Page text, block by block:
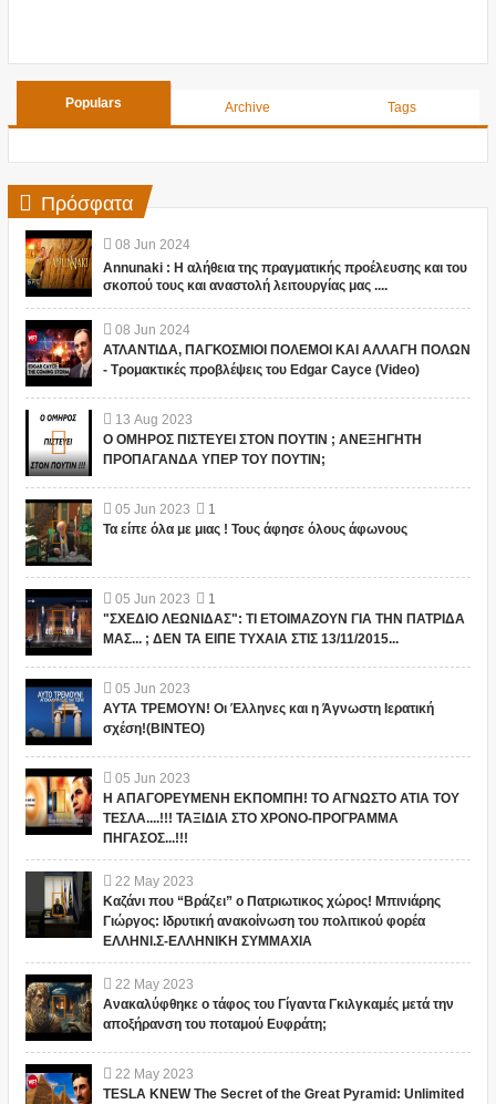
Populars Archive Tags
Πρόσφατα
08 Jun 2024
Annunaki : Η αλήθεια της πραγματικής προέλευσης και του
σκοπού τους και αναστολή λειτουργίας μας ....
08 Jun 2024
ΑΤΛΑΝΤΙΔΑ, ΠΑΓΚΟΣΜΙΟΙ ΠΟΛΕΜΟΙ ΚΑΙ ΑΛΛΑΓΗ ΠΟΛΩΝ
- Τρομακτικές προβλέψεις του Edgar Cayce (Video)
13 Aug 2023
Ο ΟΜΗΡΟΣ ΠΙΣΤΕΥΕΙ ΣΤΟΝ ΠΟΥΤΙΝ ; ΑΝΕΞΗΓΗΤΗ
ΠΡΟΠΑΓΑΝΔΑ ΥΠΕΡ ΤΟΥ ΠΟΥΤΙΝ;
05 Jun 2023
1
Τα είπε όλα με μιας ! Τους άφησε όλους άφωνους
05 Jun 2023
1
"ΣΧΕΔΙΟ ΛΕΩΝΙΔΑΣ": ΤΙ ΕΤΟΙΜΑΖΟΥΝ ΓΙΑ ΤΗΝ ΠΑΤΡΙΔΑ
ΜΑΣ... ; ΔΕΝ ΤΑ ΕΙΠΕ ΤΥΧΑΙΑ ΣΤΙΣ 13/11/2015...
05 Jun 2023
ΑΥΤΑ ΤΡΕΜΟΥΝ! Οι Έλληνες και η Άγνωστη Ιερατική
σχέση!(ΒΙΝΤΕΟ)
05 Jun 2023
Η ΑΠΑΓΟΡΕΥΜΕΝΗ ΕΚΠΟΜΠΗ! ΤΟ ΑΓΝΩΣΤΟ ΑΤΙΑ ΤΟΥ
ΤΕΣΛΑ....!!! ΤΑΞΙΔΙΑ ΣΤΟ ΧΡΟΝΟ-ΠΡΟΓΡΑΜΜΑ
ΠΗΓΑΣΟΣ...!!!
22 May 2023
Καζάνι που “Βράζει” ο Πατριωτικος χώρος! Μπινιάρης
Γιώργος: Ιδρυτική ανακοίνωση του πολιτικού φορέα
ΕΛΛΗΝΙ.Σ-ΕΛΛΗΝΙΚΗ ΣΥΜΜΑΧΙΑ
22 May 2023
Ανακαλύφθηκε ο τάφος του Γίγαντα Γκιλγκαμές μετά την
αποξήρανση του ποταμού Ευφράτη;
22 May 2023
TESLA KNEW The Secret of the Great Pyramid: Unlimited